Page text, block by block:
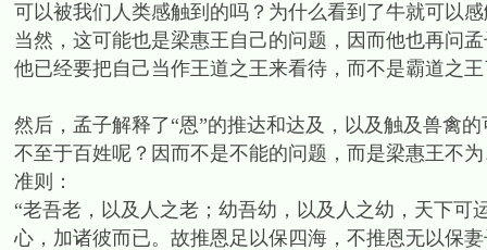
可以被我们人类感触到的吗？为什么看到了牛就可以
当然，这可能也是梁惠王自己的问题，因而他也再问
他已经要把自己当作王道之王来看待，而不是霸道之
然后，孟子解释了“恩”的推达和达及，以及触及兽禽
不至于百姓呢？因而不是不能的问题，而是梁惠王不
准则：
“老吾老，以及人之老；幼吾幼，以及人之幼，天下
心，加诸彼而已。故推恩足以保四海，不推恩无以保